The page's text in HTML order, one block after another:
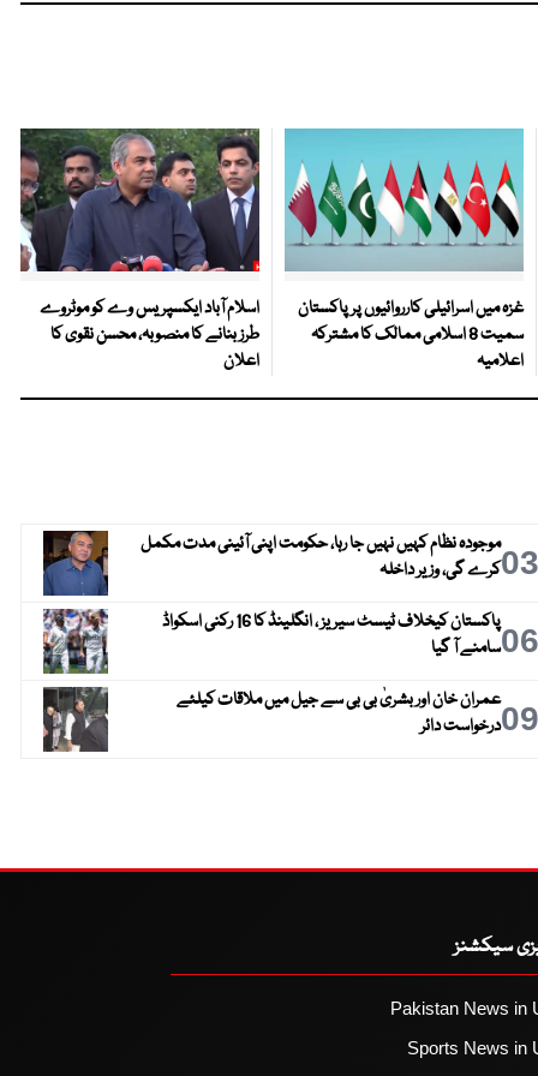
غزہ میں اسرائیلی کارروائیوں پر پاکستان
سمیت 8 اسلامی ممالک کا مشترکہ
اعلامیہ
اسلام آباد ایکسپریس وے کو موٹروے
طرز بنانے کا منصوبہ، محسن نقوی کا
اعلان
03موجودہ نظام کہیں نہیں جا رہا، حکومت اپنی آئینی مدت مکمل
کرے گی، وزیر داخلہ
06
پاکستان کیخلاف ٹیسٹ سیریز ، انگلینڈ کا 16 رکنی اسکواڈ
سامنے آ گیا
09عمران خان اور بشریٰ بی بی سے جیل میں ملاقات کیلئے
درخواست دائر
سیکشنز
Pakistan News in
Sports News in